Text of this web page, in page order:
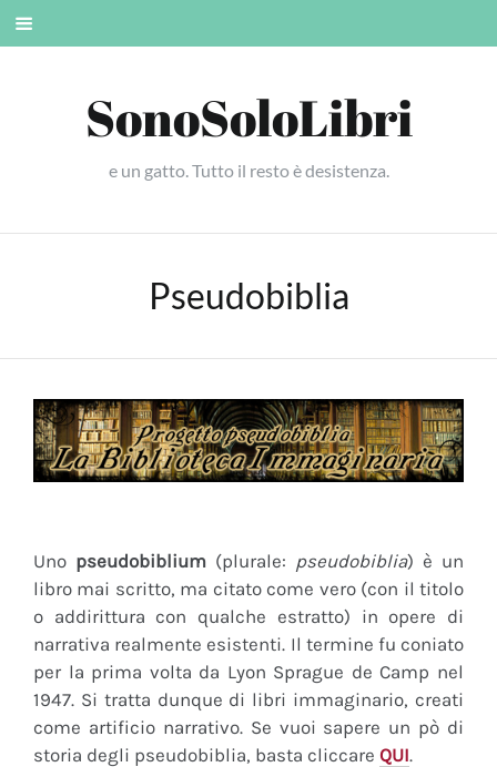
Skip
SonoSoloLibri
e un gatto. Tutto il resto è desistenza.
Pseudobiblia
Uno pseudobiblium (plurale: pseudobiblia) è un
libro mai scritto, ma citato come vero (con il titolo
o addirittura con qualche estratto) in opere di
narrativa realmente esistenti. Il termine fu coniato
per la prima volta da Lyon Sprague de Camp nel
1947. Si tratta dunque di libri immaginario, creati
come artificio narrativo. Se vuoi sapere un pò di
storia degli pseudobiblia, basta cliccare QUI.